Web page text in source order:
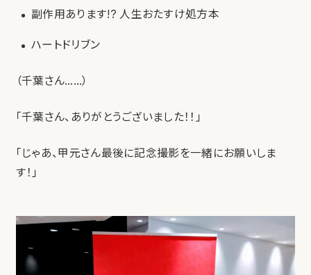
副作用あります!? 人生おたすけ処方本
ハートドリブン
（千葉さん……）
「千葉さん、ありがとうございました！！」
「じゃあ、甲元さん最後に記念撮影を一緒にお願いしま
す！」